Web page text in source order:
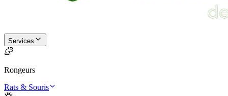
Services
Rongeurs
Rats & Souris